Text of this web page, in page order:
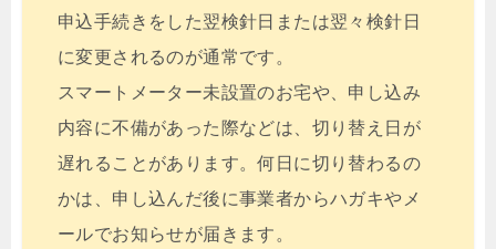
申込手続きをした翌検針日または翌々検針日
に変更されるのが通常です。
スマートメーター未設置のお宅や、申し込み
内容に不備があった際などは、切り替え日が
遅れることがあります。何日に切り替わるの
かは、申し込んだ後に事業者からハガキやメ
ールでお知らせが届きます。